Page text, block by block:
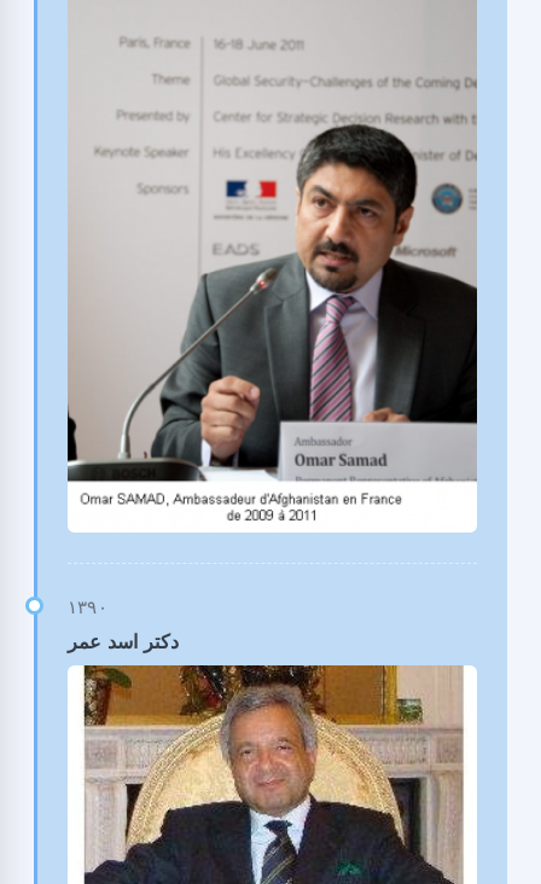
دکتر اسد عمر